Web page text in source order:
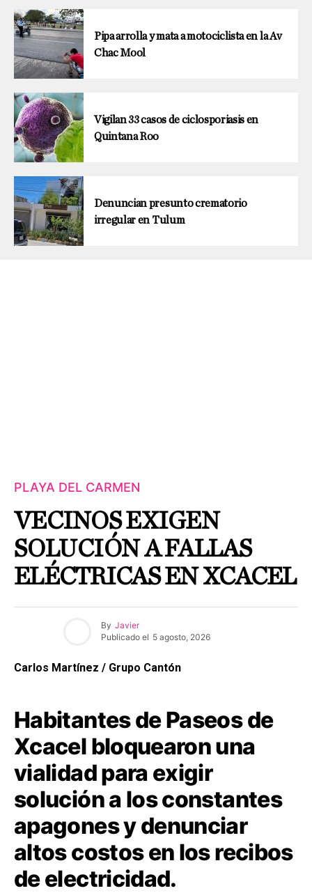
Pipa arrolla y mata a motociclista en la Av
Chac Mool
Vigilan 33 casos de ciclosporiasis en
Quintana Roo
Denuncian presunto crematorio
irregular en Tulum
PLAYA DEL CARMEN
VECINOS EXIGEN
SOLUCIÓN A FALLAS
ELÉCTRICAS EN XCACEL
By Javier
Publicado el 5 agosto, 2026
Carlos Martínez / Grupo Cantón
Habitantes de Paseos de
Xcacel bloquearon una
vialidad para exigir
solución a los constantes
apagones y denunciar
altos costos en los recibos
de electricidad.